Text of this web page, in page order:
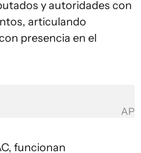
y autoridades con
articulando
presencia en el
AP
funcionan